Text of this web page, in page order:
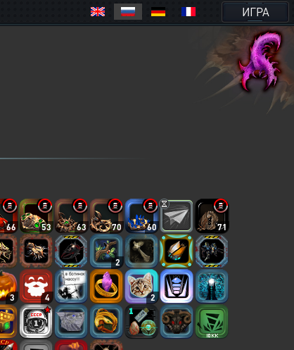
ИГРА
66 53 63 70 60 71
2
3 4 2